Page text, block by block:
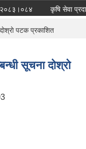
कृषि सेवा
पटक प्रकाशित
सूचना दाेश्राे